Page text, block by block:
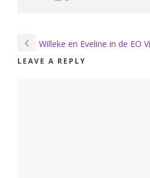
Willeke en Eveline in de EO
LEAVE A REPLY